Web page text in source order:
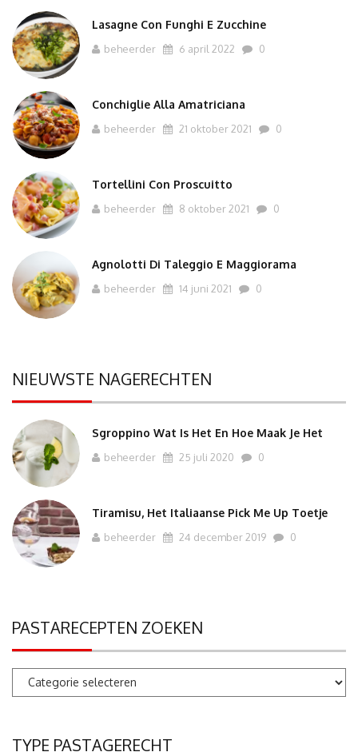
Lasagne Con Funghi E Zucchine
beheerder 6 april 2022 0
Conchiglie Alla Amatriciana
beheerder 21 oktober 2021 0
Tortellini Con Proscuitto
beheerder 8 oktober 2021 0
Agnolotti Di Taleggio E Maggiorama
beheerder 14 juni 2021 0
NIEUWSTE NAGERECHTEN
Sgroppino Wat Is Het En Hoe Maak Je Het
beheerder 25 juli 2020 0
Tiramisu, Het Italiaanse Pick Me Up Toetje
beheerder 24 december 2019 0
PASTARECEPTEN ZOEKEN
Pastarecepten
TYPE PASTAGERECHT